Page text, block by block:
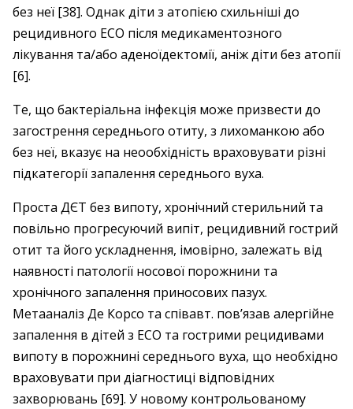
без неї [38]. Однак діти з атопією схильніші до
рецидивного ЕСО після медикаментозного
лікування та/або аденоїдектомії, аніж діти без атопії
[6].
Те, що бактеріальна інфекція може призвести до
загострення середнього отиту, з лихоманкою або
без неї, вказує на неообхідність враховувати різні
підкатегорії запалення середнього вуха.
Проста ДЄТ без випоту, хронічний стерильний та
повільно прогресуючий випіт, рецидивний гострий
отит та його ускладнення, імовірно, залежать від
наявності патології носової порожнини та
хронічного запалення приносових пазух.
Метааналіз Де Корсо та співавт. пов’язав алергійне
запалення в дітей з ЕСО та гострими рецидивами
випоту в порожнині середнього вуха, що необхідно
враховувати при діагностиці відповідних
захворювань [69]. У новому контрольованому